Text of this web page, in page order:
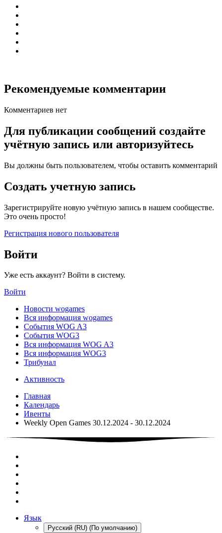
Рекомендуемые комментарии
Комментариев нет
Для публикации сообщений создайте
учётную запись или авторизуйтесь
Вы должны быть пользователем, чтобы оставить комментарий
Создать учетную запись
Зарегистрируйте новую учётную запись в нашем сообществе.
Это очень просто!
Регистрация нового пользователя
Войти
Уже есть аккаунт? Войти в систему.
Войти
Новости wogames
Вся информация wogames
События WOG A3
События WOG3
Вся информация WOG A3
Вся информация WOG3
Трибунал
Активность
Главная
Календарь
Ивенты
Weekly Open Games 30.12.2024 - 30.12.2024
Язык
Русский (RU) (По умолчанию)